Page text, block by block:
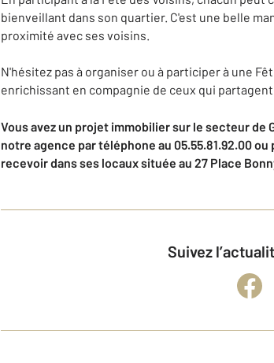
bienveillant dans son quartier. C'est une belle
proximité avec ses voisins.
N'hésitez pas à organiser ou à participer à une
enrichissant en compagnie de ceux qui
Vous avez un projet immobilier sur le secteur de
notre agence par téléphone au 05.55.81.92.00 ou
recevoir dans ses locaux située au 27 Place
Suivez